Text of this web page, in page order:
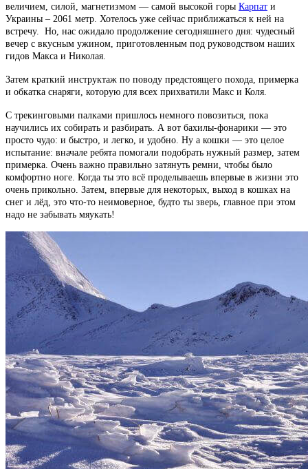
величием, силой, магнетизмом — самой высокой горы Карпат и
Украины – 2061 метр. Хотелось уже сейчас приближаться к ней на
встречу. Но, нас ожидало продолжение сегодняшнего дня: чудесный
вечер с вкусным ужином, приготовленным под руководством наших
гидов Макса и Николая.
Затем краткий инструктаж по поводу предстоящего похода, примерка
и обкатка снаряги, которую для всех прихватили Макс и Коля.
С трекинговыми палками пришлось немного повозиться, пока
научились их собирать и разбирать. А вот бахилы-фонарики — это
просто чудо: и быстро, и легко, и удобно. Ну а кошки — это целое
испытание: вначале ребята помогали подобрать нужный размер, затем
примерка. Очень важно правильно затянуть ремни, чтобы было
комфортно ноге. Когда ты это всё проделываешь впервые в жизни это
очень прикольно. Затем, впервые для некоторых, выход в кошках на
снег и лёд, это что-то неимоверное, будто ты зверь, главное при этом
надо не забывать мяукать!